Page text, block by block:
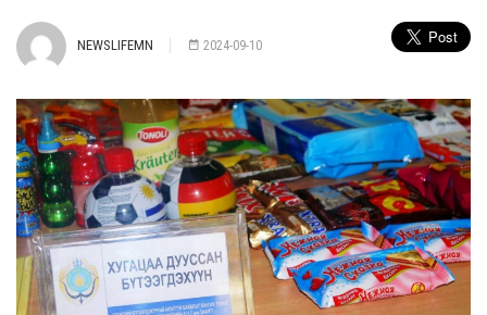
NEWSLIFEMN 2024-09-10